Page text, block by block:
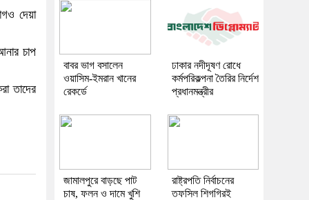
দেয়া
চাপ
তাদের
বাবর ভাগ বসালেন
ওয়াসিম-ইমরান খানের
রেকর্ডে
ঢাকার নদীদূষণ রোধে
কর্মপরিকল্পনা তৈরির নির্দেশ
প্রধানমন্ত্রীর
জামালপুরে বাড়ছে পাট
চাষ, ফলন ও দামে খুশি
রাষ্ট্রপতি নির্বাচনের
তফসিল শিগগিরই